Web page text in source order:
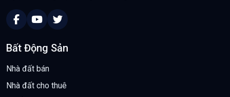
Bất Động Sản
Nhà đất bán
Nhà đất cho thuê